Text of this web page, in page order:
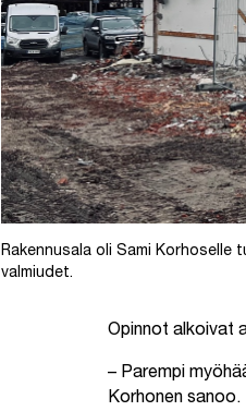
Rakennusala oli Sami Korhoselle
valmiudet.
Opinnot alkoivat
– Parempi
Korhonen sanoo.